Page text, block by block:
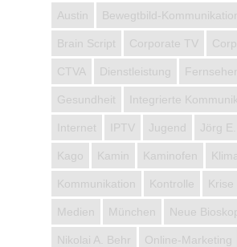
Austin Bewegtbild-Kommunikation
Brain Script Corporate TV
CTVA Dienstleistung Fernsehen
Gesundheit Integrierte
Internet IPTV Jugend Jörg
Kago Kamin Kaminofen
Kommunikation Kontrolle Krise
Medien München Neue
Nikolai A. Behr Online-Marketing